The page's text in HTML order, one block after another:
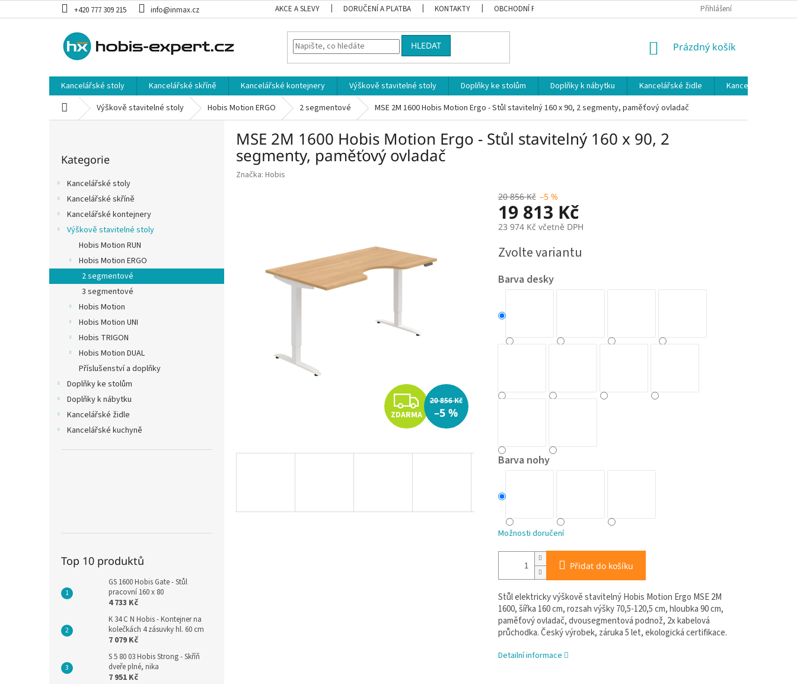
na
+420 777 309 215 info@inmax.cz AKCE A SLEVY DORUČENÍ A PLATBA KONTAKTY OBCHODNÍ PODMÍNKY Přihlášení
HLEDAT
NÁKUPNÍ
Prázdný košík
Kancelářské stoly Kancelářské skříně Kancelářské kontejnery Výškově stavitelné stoly Doplňky ke stolům Doplňky k nábytku Kancelářské židle
Kancelářské
Domů Výškově stavitelné stoly Hobis Motion ERGO 2 segmentové MSE 2M 1600 Hobis Motion Ergo - Stůl stavitelný 160 x 90, 2 segmenty, paměťový ovladač
n
e
kategorie
Kategorie
Kancelářské stoly
Kancelářské skříně
Kancelářské kontejnery
Výškově stavitelné stoly
Hobis Motion RUN
Hobis Motion ERGO
2 segmentové
3 segmentové
Hobis Motion
Hobis Motion UNI
Hobis TRIGON
Hobis Motion DUAL
Příslušenství a doplňky
Doplňky ke stolům
Doplňky k nábytku
Kancelářské židle
Kancelářské kuchyně
Top 10 produktů
GS 1600 Hobis Gate - Stůl
pracovní 160 x 80
4 733 Kč
K 34 C N Hobis - Kontejner na
kolečkách 4 zásuvky hl. 60 cm
7 079 Kč
S 5 80 03 Hobis Strong - Skříň
dveře plné, nika
7 951 Kč
MSE 2M 1600 Hobis Motion Ergo - Stůl stavitelný 160 x 90, 2
segmenty, paměťový ovladač
Značka: Hobis
Z
D
A
ZDARMA
20 856 Kč
–5 %
20 856 Kč –5 %
19 813 Kč
23 974 Kč včetně DPH
cena:
Zvolte variantu
Barva desky
Barva nohy
Možnosti doručení
Přidat do košíku
Stůl elektricky výškově stavitelný Hobis Motion Ergo MSE 2M
1600, šířka 160 cm, rozsah výšky 70,5-120,5 cm, hloubka 90 cm,
paměťový ovladač, dvousegmentová podnož, 2x kabelová
průchodka. Český výrobek, záruka 5 let, ekologická certifikace.
Detailní informace